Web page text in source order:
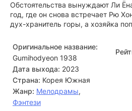
Обстоятельства вынуждают Ли
год, где он снова встречает Рю
дух-хранитель горы, а хозяйка
Оригинальное название:
Gumihodyeon 1938
Дата выхода: 2023
Страна: Корея Южная
Жанр: Мелодрамы,
Фэнтези